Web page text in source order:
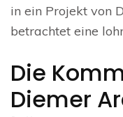
in ein Projekt von
betrachtet eine
Die
Diemer